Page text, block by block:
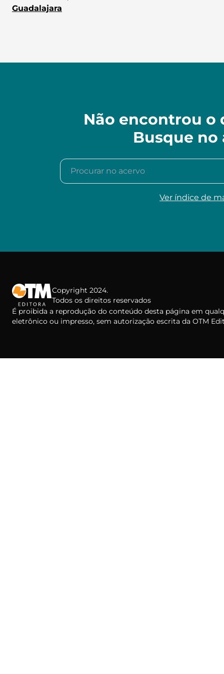
Guadalajara
Não encontrou o
Busque no
Procurar no acervo
Ver índice de
Copyright 2024.
Todos os direitos reservados
É proibida a reprodução do conteúdo desta página em
eletrônico ou impresso, sem autorização escrita da OTM